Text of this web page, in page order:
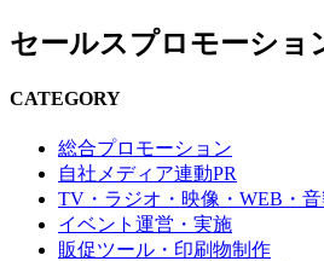
セールスプロモーショ
CATEGORY
総合プロモーション
自社メディア連動PR
TV・ラジオ・映像・WEB・
イベント運営・実施
販促ツール・印刷物制作